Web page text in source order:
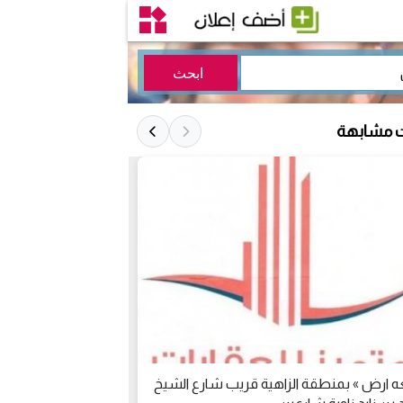
مشابهة
ارض » بمنطقة الزاهية قريب شارع الشيخ